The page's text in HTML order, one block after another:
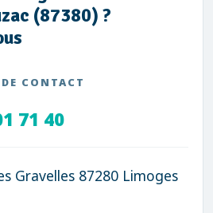
(87380) ?
CONTACT
71 40
Gravelles 87280 Limoges